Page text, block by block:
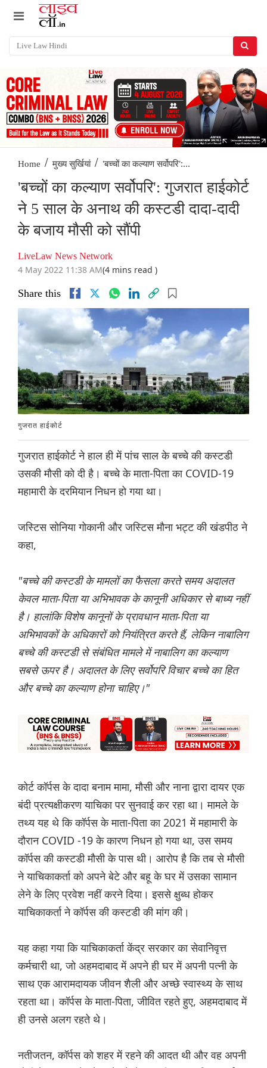
Home / मुख्य सुर्खियां / 'बच्‍चों का कल्याण सर्वोपरि':...
'बच्‍चों का कल्याण सर्वोपरि': गुजरात हाईकोर्ट
ने 5 साल के अनाथ की कस्टडी दादा-दादी
के बजाय मौसी को सौंपी
LiveLaw News Network
4 May 2022 11:38 AM(4 mins read )
Share this
गुजरात हाईकोर्ट
गुजरात हाईकोर्ट ने हाल ही में पांच साल के बच्चे की कस्टडी
उसकी मौसी को दी है। बच्‍चे के माता-पिता का COVID-19
महामारी के दरमियान निधन हो गया था।
जस्टिस सोनिया गोकानी और जस्टिस मौना भट्ट की खंडपीठ ने
कहा,
"बच्चे की कस्टडी के मामलों का फैसला करते समय अदालत
केवल माता-पिता या अभिभावक के कानूनी अधिकार से बाध्य नहीं
है। हालांकि विशेष कानूनों के प्रावधान माता-पिता या
अभिभावकों के अधिकारों को नियंत्रित करते हैं, लेकिन नाबालिग
बच्चे की कस्टडी से संबंधित मामले में नाबालिग का कल्याण
सबसे ऊपर है। अदालत के लिए सर्वोपरि विचार बच्चे का हित
और बच्चे का कल्याण होना चाहिए।"
कोर्ट कॉर्पस के दादा बनाम मामा, मौसी और नाना द्वारा दायर एक
बंदी प्रत्यक्षीकरण याचिका पर सुनवाई कर रहा था। मामले के
तथ्य यह थे कि कॉर्पस के माता-पिता का 2021 में महामारी के
दौरान COVID -19 के कारण निधन हो गया था, उस समय
कॉर्पस की कस्टडी मौसी के पास थी। आरोप है कि तब से मौसी
ने याचिकाकर्ता को अपने बेटे और बहू के घर में उसका सामान
लेने के लिए प्रवेश नहीं करने दिया। इससे क्षुब्ध होकर
याचिकाकर्ता ने कॉर्पस की कस्टडी की मांग की।
यह कहा गया कि याचिकाकर्ता केंद्र सरकार का सेवानिवृत्त
कर्मचारी था, जो अहमदाबाद में अपने ही घर में अपनी पत्नी के
साथ एक आरामदायक जीवन शैली और अच्छे स्वास्थ्य के साथ
रहता था। कॉर्पस के माता-पिता, जीवित रहते हुए, अहमदाबाद में
‌ही उनसे अलग रहते थे।
नतीजतन, कॉर्पस को शहर में रहने की आदत थी और वह अपनी